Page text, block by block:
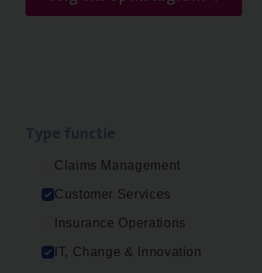
Claims Management
Customer Services
Insurance Operations
IT, Change & Innovation